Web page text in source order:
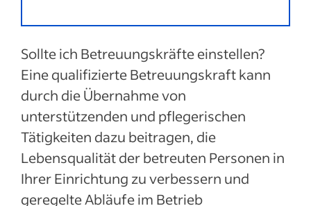
für Stellen als Betreuungskraft führen
Recruitingtipps nach Jobtitel
Mehr anzeigen
Sollte ich Betreuungskräfte einstellen?
Eine qualifizierte Betreuungskraft kann
durch die Übernahme von
unterstützenden und pflegerischen
Tätigkeiten dazu beitragen, die
Lebensqualität der betreuten Personen in
Ihrer Einrichtung zu verbessern und
geregelte Abläufe im Betrieb